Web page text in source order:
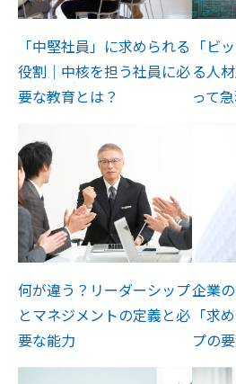
「中堅社員」に求められる
役割｜中核を担う社員に必
要な教育とは？
「ビ
る人
って
何が違う？リーダーシップ
とマネジメントの定義と必
要な能力
企業
「求
プの